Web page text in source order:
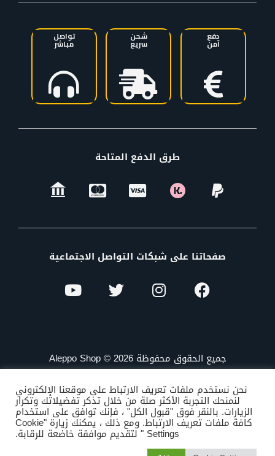
دفع
آمن
شحن
سريع
تواصل
مباشر
طرق الدفع المتاحة
صفحاتنا على شبكات التواصل الاجتماعية
جميع الحقوق محفوظة Aleppo Shop © 2026
نحن نستخدم ملفات تعريف الارتباط على موقعنا الإلكتروني
لنمنحك التجربة الأكثر صلة من خلال تذكر تفضيلاتك وتكرار
الزيارات. بالنقر فوق "قبول الكل" ، فإنك توافق على استخدام
كافة ملفات تعريف الارتباط. ومع ذلك ، يمكنك زيارة "Cookie
Settings " لتقديم موافقة خاضعة للرقابة.